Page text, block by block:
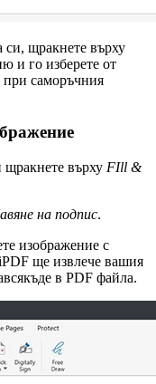
си, щракнете върху
и го изберете от
при саморъчния
върху FIll &
на подпис.
изображение с
ще извлече вашия
в PDF файла.